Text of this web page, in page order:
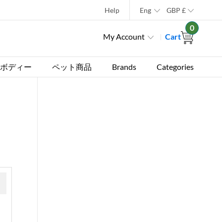
Help Eng GBP £
My Account Cart
0
ディー ペット商品 Brands Categories